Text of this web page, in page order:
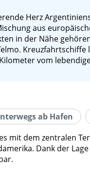
Herz
aus
in der Nähe
vom
ab Hafen
mit dem zentralen
Dank der